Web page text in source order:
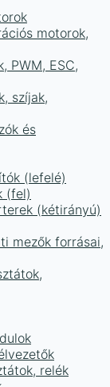
motorok,
PWM, ESC,
szíjak,
és
(lefelé)
(fel)
(kétirányú)
mezők forrásai,
relék